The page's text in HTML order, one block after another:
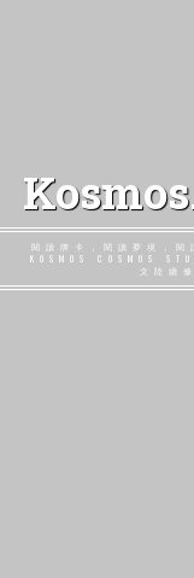
閱讀牌卡，閱讀夢境，閱
KOSMOS COSMOS
文陸續